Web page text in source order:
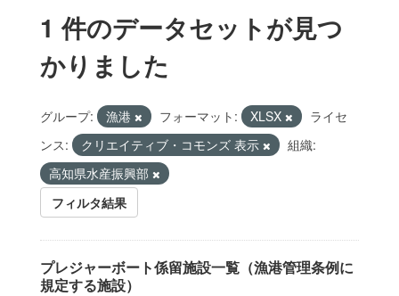
1 件のデータセットが見つ
かりました
グループ: 漁港 フォーマット: XLSX
ライセ
ンス:
クリエイティブ・コモンズ 表示
組織:
高知県水産振興部
フィルタ結果
プレジャーボート係留施設一覧（漁港管理条例に
規定する施設）